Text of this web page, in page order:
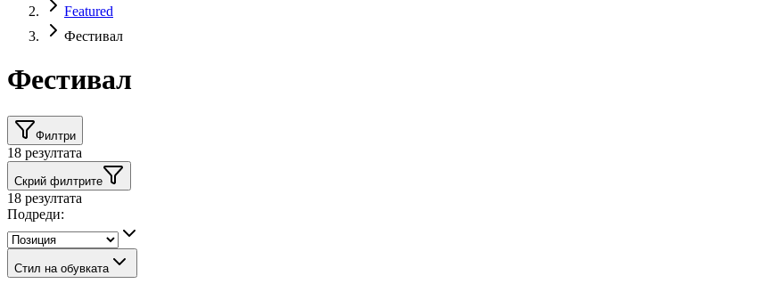
Featured
Фестивал
Фестивал
Филтри
18 резултата
Скрий филтрите
18 резултата
Подреди:
Стил на обувката